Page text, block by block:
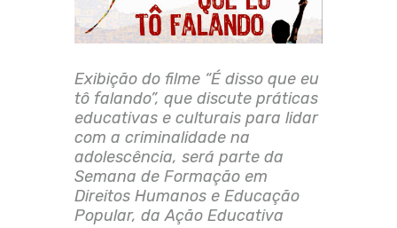
Exibição do filme “É disso que eu
tô falando”, que discute práticas
educativas e culturais para lidar
com a criminalidade na
adolescência, será parte da
Semana de Formação em
Direitos Humanos e Educação
Popular, da Ação Educativa